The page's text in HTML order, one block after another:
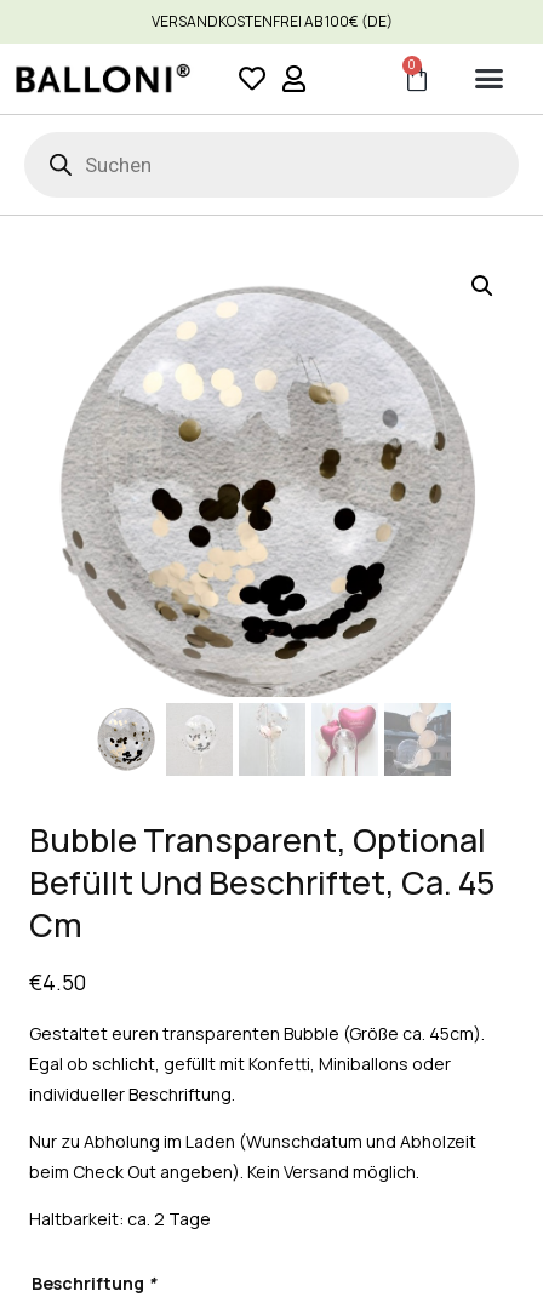
VERSANDKOSTENFREI AB 100€ (DE)
0
Bubble Transparent, Optional
Befüllt Und Beschriftet, Ca. 45
Cm
€4.50
Gestaltet euren transparenten Bubble (Größe ca. 45cm).
Egal ob schlicht, gefüllt mit Konfetti, Miniballons oder
individueller Beschriftung.
Nur zu Abholung im Laden (Wunschdatum und Abholzeit
beim Check Out angeben). Kein Versand möglich.
Haltbarkeit: ca. 2 Tage
Beschriftung *